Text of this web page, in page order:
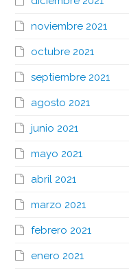
noviembre 2021
octubre 2021
septiembre 2021
agosto 2021
junio 2021
mayo 2021
abril 2021
marzo 2021
febrero 2021
enero 2021